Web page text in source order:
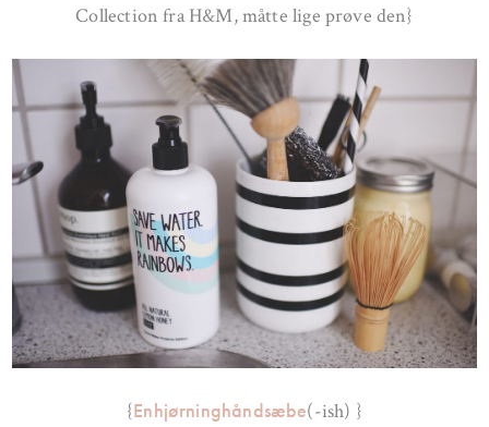
Collection fra H&M, måtte lige prøve den}
{Enhjørninghåndsæbe(-ish) }